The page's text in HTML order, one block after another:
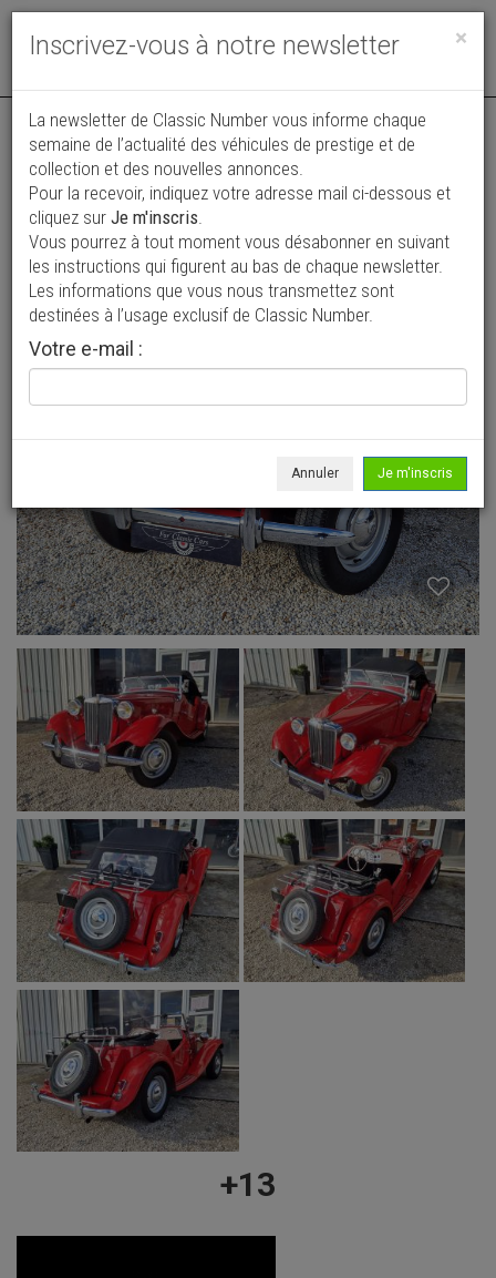
Toggle
Annonce actualisée le 04/08/2026 ( il y a 3 jours )
VENDUE MG TD
20 500 €
1952 Cabriolet / roadster 33 000 km
+13
×
Inscrivez-vous à notre newsletter
La newsletter de Classic Number vous informe chaque
semaine de l’actualité des véhicules de prestige et de
collection et des nouvelles annonces.
Pour la recevoir, indiquez votre adresse mail ci-dessous et
cliquez sur Je m'inscris.
Vous pourrez à tout moment vous désabonner en suivant
les instructions qui figurent au bas de chaque newsletter.
Les informations que vous nous transmettez sont
destinées à l’usage exclusif de Classic Number.
Votre e-mail :
Annuler Je m'inscris